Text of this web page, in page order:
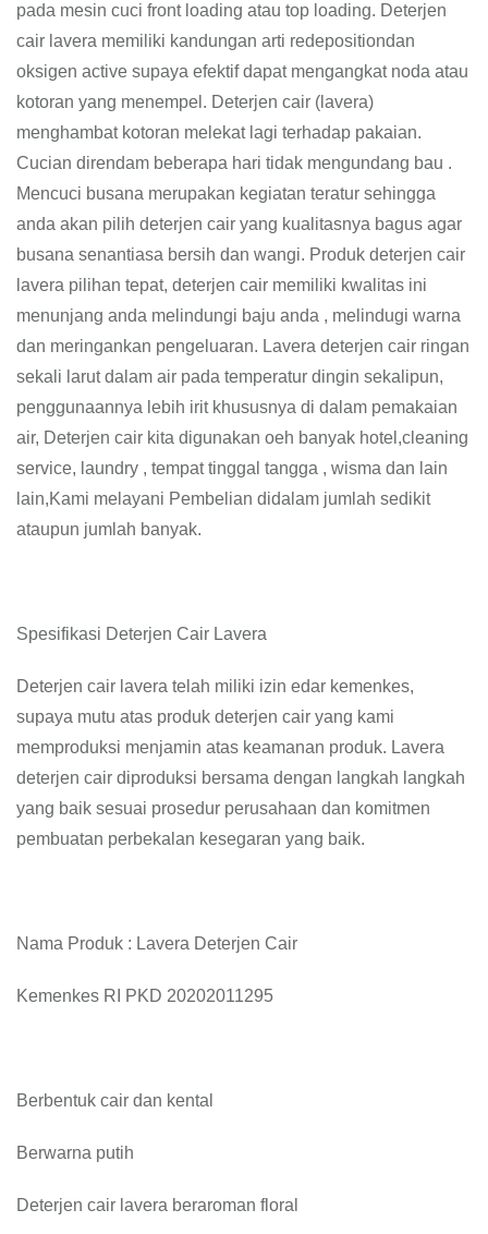
pada mesin cuci front loading atau top loading. Deterjen
cair lavera memiliki kandungan arti redepositiondan
oksigen active supaya efektif dapat mengangkat noda atau
kotoran yang menempel. Deterjen cair (lavera)
menghambat kotoran melekat lagi terhadap pakaian.
Cucian direndam beberapa hari tidak mengundang bau .
Mencuci busana merupakan kegiatan teratur sehingga
anda akan pilih deterjen cair yang kualitasnya bagus agar
busana senantiasa bersih dan wangi. Produk deterjen cair
lavera pilihan tepat, deterjen cair memiliki kwalitas ini
menunjang anda melindungi baju anda , melindugi warna
dan meringankan pengeluaran. Lavera deterjen cair ringan
sekali larut dalam air pada temperatur dingin sekalipun,
penggunaannya lebih irit khususnya di dalam pemakaian
air, Deterjen cair kita digunakan oeh banyak hotel,cleaning
service, laundry , tempat tinggal tangga , wisma dan lain
lain,Kami melayani Pembelian didalam jumlah sedikit
ataupun jumlah banyak.
Spesifikasi Deterjen Cair Lavera
Deterjen cair lavera telah miliki izin edar kemenkes,
supaya mutu atas produk deterjen cair yang kami
memproduksi menjamin atas keamanan produk. Lavera
deterjen cair diproduksi bersama dengan langkah langkah
yang baik sesuai prosedur perusahaan dan komitmen
pembuatan perbekalan kesegaran yang baik.
Nama Produk : Lavera Deterjen Cair
Kemenkes RI PKD 20202011295
Berbentuk cair dan kental
Berwarna putih
Deterjen cair lavera beraroman floral